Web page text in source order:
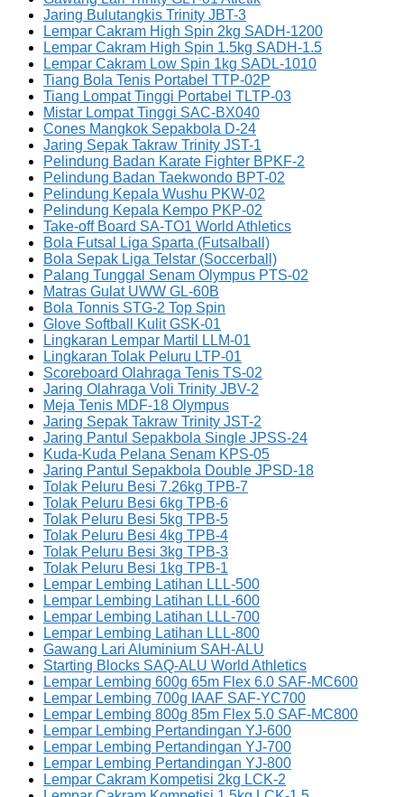
Jaring Bulutangkis Trinity JBT-3
Lempar Cakram High Spin 2kg SADH-1200
Lempar Cakram High Spin 1.5kg SADH-1.5
Lempar Cakram Low Spin 1kg SADL-1010
Tiang Bola Tenis Portabel TTP-02P
Tiang Lompat Tinggi Portabel TLTP-03
Mistar Lompat Tinggi SAC-BX040
Cones Mangkok Sepakbola D-24
Jaring Sepak Takraw Trinity JST-1
Pelindung Badan Karate Fighter BPKF-2
Pelindung Badan Taekwondo BPT-02
Pelindung Kepala Wushu PKW-02
Pelindung Kepala Kempo PKP-02
Take-off Board SA-TO1 World Athletics
Bola Futsal Liga Sparta (Futsalball)
Bola Sepak Liga Telstar (Soccerball)
Palang Tunggal Senam Olympus PTS-02
Matras Gulat UWW GL-60B
Bola Tonnis STG-2 Top Spin
Glove Softball Kulit GSK-01
Lingkaran Lempar Martil LLM-01
Lingkaran Tolak Peluru LTP-01
Scoreboard Olahraga Tenis TS-02
Jaring Olahraga Voli Trinity JBV-2
Meja Tenis MDF-18 Olympus
Jaring Sepak Takraw Trinity JST-2
Jaring Pantul Sepakbola Single JPSS-24
Kuda-Kuda Pelana Senam KPS-05
Jaring Pantul Sepakbola Double JPSD-18
Tolak Peluru Besi 7.26kg TPB-7
Tolak Peluru Besi 6kg TPB-6
Tolak Peluru Besi 5kg TPB-5
Tolak Peluru Besi 4kg TPB-4
Tolak Peluru Besi 3kg TPB-3
Tolak Peluru Besi 1kg TPB-1
Lempar Lembing Latihan LLL-500
Lempar Lembing Latihan LLL-600
Lempar Lembing Latihan LLL-700
Lempar Lembing Latihan LLL-800
Gawang Lari Aluminium SAH-ALU
Starting Blocks SAQ-ALU World Athletics
Lempar Lembing 600g 65m Flex 6.0 SAF-MC600
Lempar Lembing 700g IAAF SAF-YC700
Lempar Lembing 800g 85m Flex 5.0 SAF-MC800
Lempar Lembing Pertandingan YJ-600
Lempar Lembing Pertandingan YJ-700
Lempar Lembing Pertandingan YJ-800
Lempar Cakram Kompetisi 2kg LCK-2